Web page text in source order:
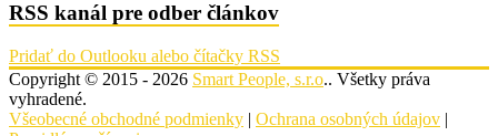
RSS kanál pre odber článkov
Pridať do Outlooku alebo čítačky RSS
Copyright © 2015 - 2026 Smart People, s.r.o.. Všetky práva
vyhradené.
Všeobecné obchodné podmienky | Ochrana osobných údajov |